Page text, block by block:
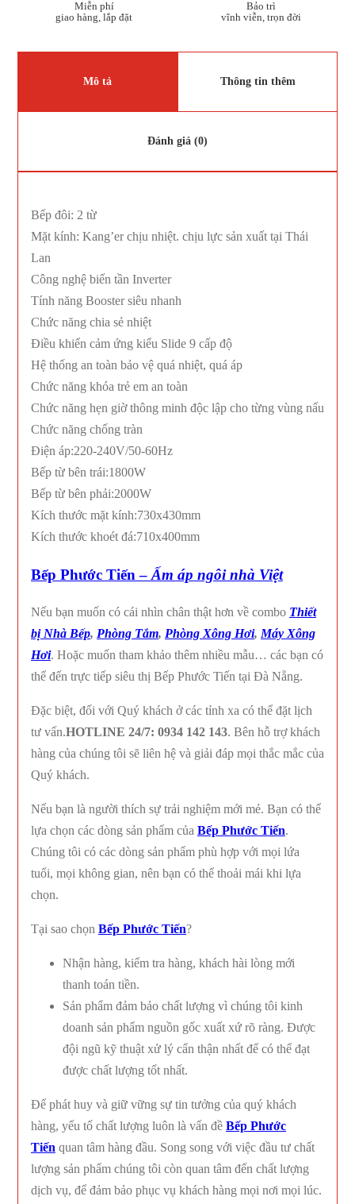
Miễn phí
giao hàng, lắp đặt
Bảo trì
vĩnh viễn, trọn đời
Mô tả Thông tin thêm
Đánh giá (0)
Bếp đôi: 2 từ
Mặt kính: Kang’er chịu nhiệt. chịu lực sản xuất tại Thái
Lan
Công nghệ biến tần Inverter
Tính năng Booster siêu nhanh
Chức năng chia sẻ nhiệt
Điều khiển cảm ứng kiểu Slide 9 cấp độ
Hệ thống an toàn bảo vệ quá nhiệt, quá áp
Chức năng khóa trẻ em an toàn
Chức năng hẹn giờ thông minh độc lập cho từng vùng nấu
Chức năng chống tràn
Điện áp:220-240V/50-60Hz
Bếp từ bên trái:1800W
Bếp từ bên phải:2000W
Kích thước mặt kính:730x430mm
Kích thước khoét đá:710x400mm
Bếp Phước Tiến – Ấm áp ngôi nhà Việt
Nếu bạn muốn có cái nhìn chân thật hơn về combo Thiết
bị Nhà Bếp, Phòng Tắm, Phòng Xông Hơi,Máy Xông
Hơi. Hoặc muốn tham khảo thêm nhiều mẫu… các bạn có
thể đến trực tiếp siêu thị Bếp Phước Tiến tại Đà Nẵng.
Đặc biệt, đối với Quý khách ở các tỉnh xa có thể đặt lịch
tư vấn.HOTLINE 24/7: 0934 142 143. Bên hỗ trợ khách
hàng của chúng tôi sẽ liên hệ và giải đáp mọi thắc mắc của
Quý khách.
Nếu bạn là người thích sự trải nghiệm mới mẻ. Bạn có thể
lựa chọn các dòng sản phẩm của Bếp Phước Tiến.
Chúng tôi có các dòng sản phẩm phù hợp với mọi lứa
tuổi, mọi không gian, nên bạn có thể thoải mái khi lựa
chọn.
Tại sao chọn Bếp Phước Tiến?
Nhận hàng, kiểm tra hàng, khách hài lòng mới
thanh toán tiền.
Sản phẩm đảm bảo chất lượng vì chúng tôi kinh
doanh sản phẩm nguồn gốc xuất xứ rõ ràng. Được
đội ngũ kỹ thuật xử lý cẩn thận nhất để có thể đạt
được chất lượng tốt nhất.
Để phát huy và giữ vững sự tin tưởng của quý khách
hàng, yếu tố chất lượng luôn là vấn đề Bếp Phước
Tiến quan tâm hàng đầu. Song song với việc đầu tư chất
lượng sản phẩm chúng tôi còn quan tâm đến chất lượng
dịch vụ, để đảm bảo phục vụ khách hàng mọi nơi mọi lúc.